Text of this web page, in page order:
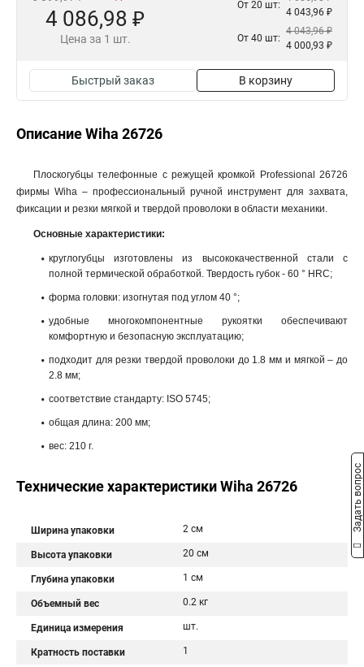
4 086,98 ₽
Цена за 1 шт.
От 20 шт:
4 043,96 ₽
От 40 шт:
4 043,96 ₽
4 000,93 ₽
Быстрый заказ В корзину
Описание Wiha 26726
Плоскогубцы телефонные с режущей кромкой Professional 26726
фирмы Wiha – профессиональный ручной инструмент для захвата,
фиксации и резки мягкой и твердой проволоки в области механики.
Основные характеристики:
круглогубцы изготовлены из высококачественной стали с
полной термической обработкой. Твердость губок - 60 ° HRC;
форма головки: изогнутая под углом 40 °;
удобные многокомпонентные рукоятки обеспечивают
комфортную и безопасную эксплуатацию;
подходит для резки твердой проволоки до 1.8 мм и мягкой – до
2.8 мм;
соответствие стандарту: ISO 5745;
общая длина: 200 мм;
вес: 210 г.
Технические характеристики Wiha 26726
Ширина упаковки 2 см
Высота упаковки 20 см
Глубина упаковки 1 см
Объемный вес 0.2 кг
Единица измерения шт.
Кратность поставки 1
Задать вопрос